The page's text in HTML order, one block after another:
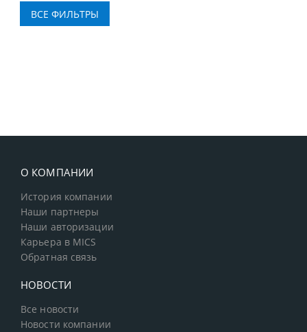
О КОМПАНИИ
История компании
Наши партнеры
Наши авторизации
Карьера в MICS
Обратная связь
НОВОСТИ
Все новости
Новости компании